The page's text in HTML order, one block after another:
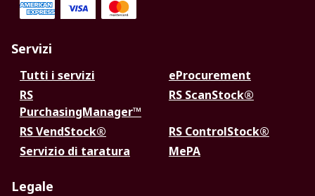
Servizi
Tutti i servizi
eProcurement
RS
PurchasingManager™
RS ScanStock®
RS VendStock®
RS ControlStock®
Servizio di taratura
MePA
Legale